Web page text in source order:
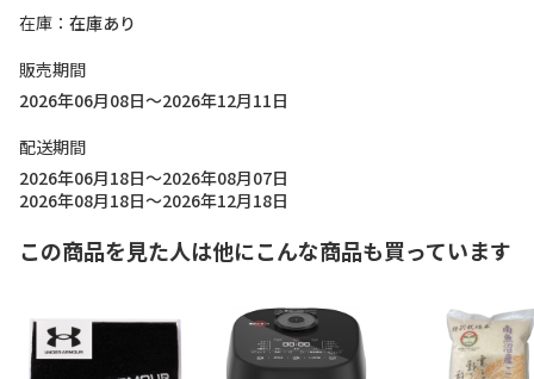
在庫
在庫あり
販売期間
2026年06月08日～2026年12月11日
配送期間
2026年06月18日～2026年08月07日
2026年08月18日～2026年12月18日
この商品を見た人は他にこんな商品も買っています